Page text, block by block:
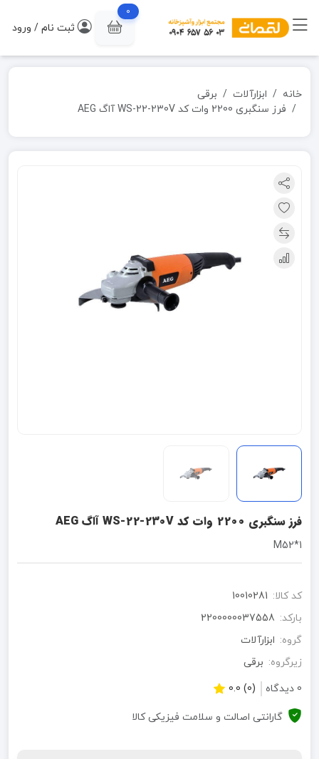
0
ثبت نام / ورود
خانه ابزارآلات
برقی
فرز سنگبری 2200 وات کد WS-22-230V آاگ AEG
فرز سنگبری 2200 وات کد WS-22-230V آاگ AEG
1*M52
کد کالا: 10010281
بارکد: 2200000037558
گروه: ابزارآلات
زیرگروه: برقی
0 دیدگاه
(0) 0.0
گارانتی اصالت و سلامت فیزیکی کالا